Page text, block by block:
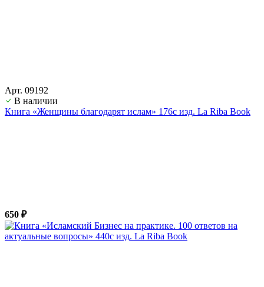
Арт. 09192
В наличии
Книга «Женщины благодарят ислам» 176с изд. La Riba Book
650 ₽